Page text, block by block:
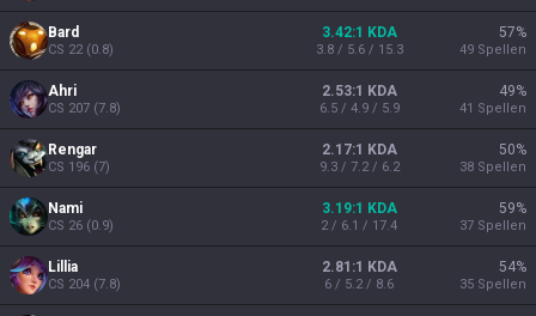
Bard
CS 22(0.8)
3.42:1 KDA
3.8 / 5.6 / 15.3
57%
49 Spellen
Ahri
CS 207 (7.8)
2.53:1 KDA
6.5 / 4.9 / 5.9
49%
41 Spellen
Rengar
CS 196 (7)
2.17:1 KDA
9.3 / 7.2 / 6.2
50%
38 Spellen
Nami
CS 26 (0.9)
3.19:1 KDA
2 / 6.1 / 17.4
59%
37 Spellen
Lillia
CS 204 (7.8)
2.81:1 KDA
6 / 5.2 / 8.6
54%
35 Spellen